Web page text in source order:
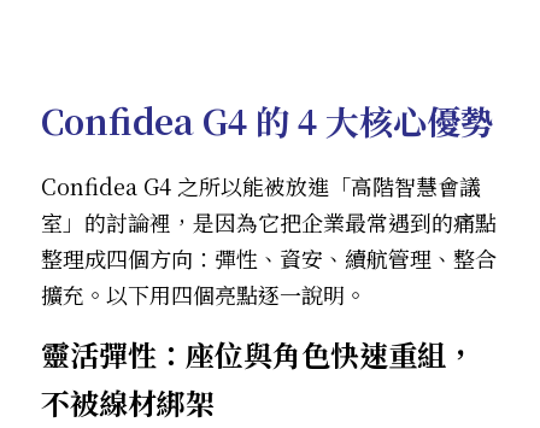
Confidea G4 的 4 大核心優勢
Confidea G4 之所以能被放進「高階智慧會議
室」的討論裡，是因為它把企業最常遇到的痛點
整理成四個方向：彈性、資安、續航管理、整合
擴充。以下用四個亮點逐一說明。
靈活彈性：座位與角色快速重組，
不被線材綁架